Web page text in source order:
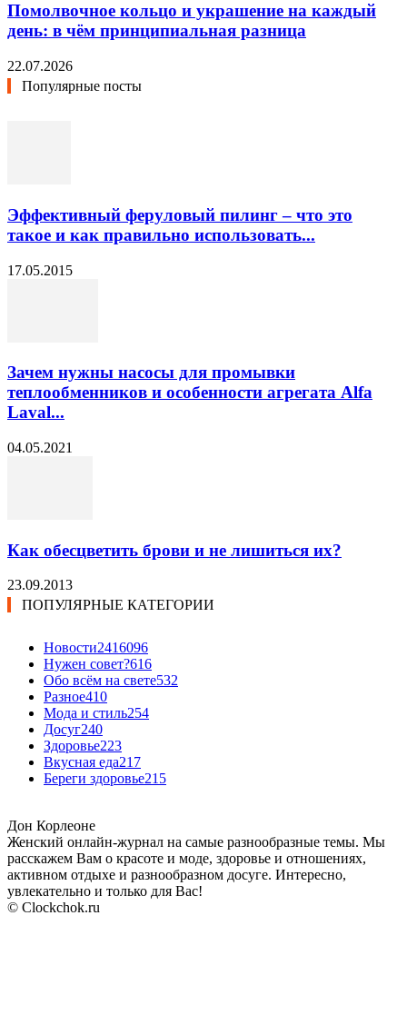
Помолвочное кольцо и украшение на каждый
день: в чём принципиальная разница
22.07.2026
Популярные посты
Эффективный феруловый пилинг – что это
такое и как правильно использовать...
17.05.2015
Зачем нужны насосы для промывки
теплообменников и особенности агрегата Alfa
Laval...
04.05.2021
Как обесцветить брови и не лишиться их?
23.09.2013
ПОПУЛЯРНЫЕ КАТЕГОРИИ
Новости2416096
Нужен совет?616
Обо всём на свете532
Разное410
Мода и стиль254
Досуг240
Здоровье223
Вкусная еда217
Береги здоровье215
Дон Корлеоне
Женский онлайн-журнал на самые разнообразные темы. Мы
расскажем Вам о красоте и моде, здоровье и отношениях,
активном отдыхе и разнообразном досуге. Интересно,
увлекательно и только для Вас!
© Clockchok.ru